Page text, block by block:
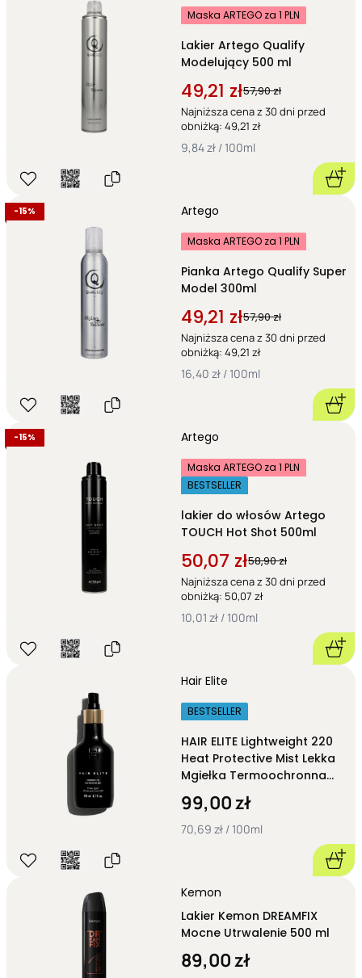
Maska ARTEGO za 1 PLN
Lakier Artego Qualify
Modelujący 500 ml
49,21 zł57,90 zł
Najniższa cena z 30 dni przed
obniżką: 49,21 zł
9,84 zł / 100ml
-15% Artego
Maska ARTEGO za 1 PLN
Pianka Artego Qualify Super
Model 300ml
49,21 zł57,90 zł
Najniższa cena z 30 dni przed
obniżką: 49,21 zł
16,40 zł / 100ml
-15% Artego
Maska ARTEGO za 1 PLN
BESTSELLER
lakier do włosów Artego
TOUCH Hot Shot 500ml
50,07 zł58,90 zł
Najniższa cena z 30 dni przed
obniżką: 50,07 zł
10,01 zł / 100ml
Hair Elite
BESTSELLER
HAIR ELITE Lightweight 220
Heat Protective Mist Lekka
Mgiełka Termoochronna
140 ml
99,00 zł
70,69 zł / 100ml
Kemon
Lakier Kemon DREAMFIX
Mocne Utrwalenie 500 ml
89,00 zł